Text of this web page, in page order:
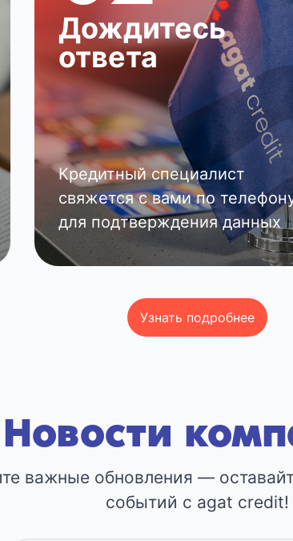
Дождитесь
ответа
Кредитный специалист
свяжется с вами по
для подтверждения данных
Узнать подробнее
Новости
важные обновления —
событий с agat credit!